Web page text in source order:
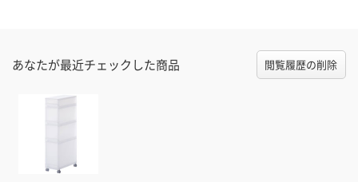
あなたが最近チェックした商品 閲覧履歴の削除